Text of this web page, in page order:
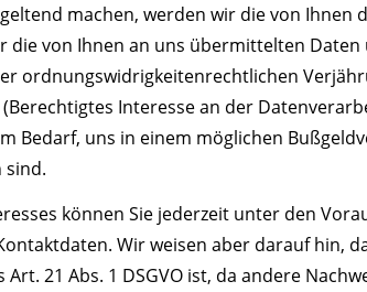
machen, werden wir die von
von Ihnen an uns übermittelten Daten
ordnungswidrigkeitenrechtlichen
Interesse an der
Bedarf, uns in einem möglichen
sind.
können Sie jederzeit unter den
Wir weisen aber darauf hin,
21 Abs. 1 DSGVO ist, da andere